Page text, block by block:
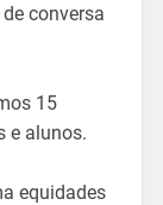
conversa
15
e alunos.
equidades